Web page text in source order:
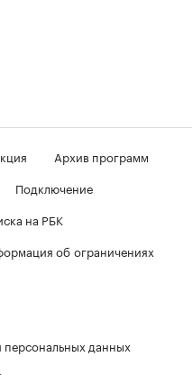
Архив программ
Подключение
на РБК
об ограничениях
данных